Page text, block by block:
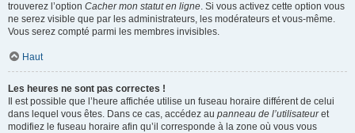
trouverez l’option Cacher mon statut en ligne. Si vous activez cette option vous
ne serez visible que par les administrateurs, les modérateurs et vous-même.
Vous serez compté parmi les membres invisibles.
Haut
Les heures ne sont pas correctes !
Il est possible que l’heure affichée utilise un fuseau horaire différent de celui
dans lequel vous êtes. Dans ce cas, accédez au panneau de l’utilisateuret
modifiez le fuseau horaire afin qu’il corresponde à la zone où vous vous